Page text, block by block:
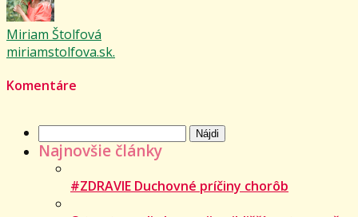
Miriam Štolfová
miriamstolfova.sk.
Komentáre
Hľadať:
Najnovšie články
#ZDRAVIE Duchovné príčiny chorôb